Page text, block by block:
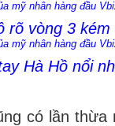
rõ vòng 3
Hà Hồ nổi
có lần thừa